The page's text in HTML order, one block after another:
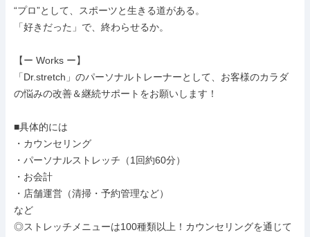
“プロ”として、スポーツと生きる道がある。
「好きだった」で、終わらせるか。
【ー Works ー】
「Dr.stretch」のパーソナルトレーナーとして、お客様のカラダ
の悩みの改善＆継続サポートをお願いします！
■具体的には
・カウンセリング
・パーソナルストレッチ（1回約60分）
・お会計
・店舗運営（清掃・予約管理など）
など
◎ストレッチメニューは100種類以上！カウンセリングを通じて